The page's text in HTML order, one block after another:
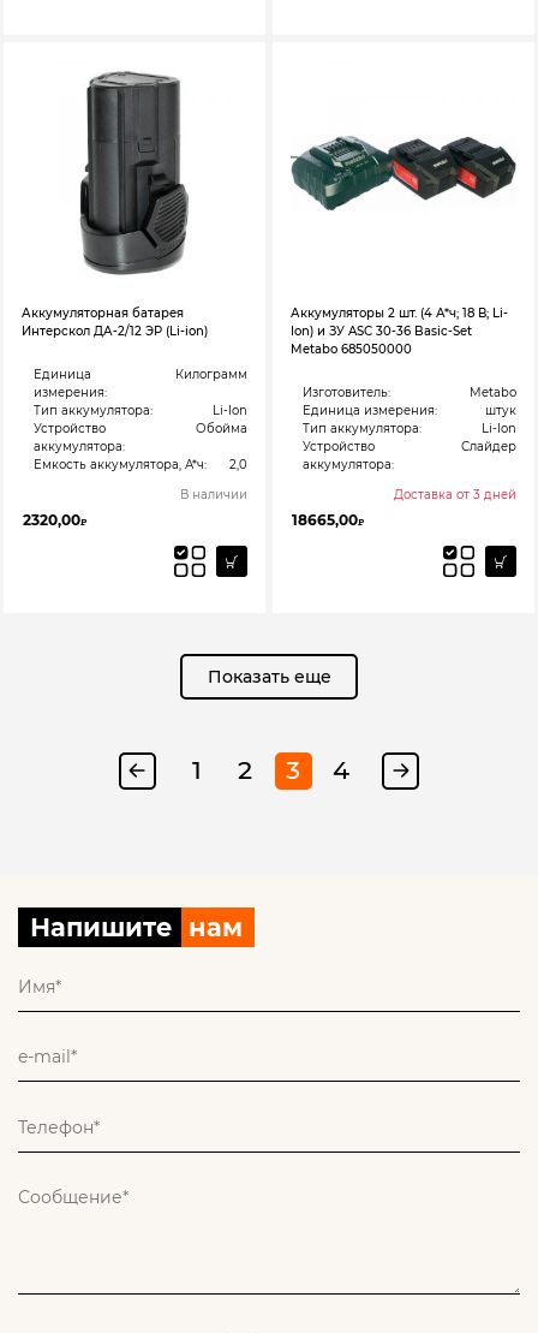
Аккумуляторная батарея
Интерскол ДА-2/12 ЭР (Li-ion)
Единица
измерения:
Килограмм
Тип аккумулятора:
Li-Ion
Устройство
аккумулятора:
Обойма
Емкость аккумулятора, А*ч:
2,0
В наличии
2320,00₽
Аккумуляторы 2 шт. (4 А*ч; 18 В; Li-
Ion) и ЗУ ASC 30-36 Basic-Set
Metabo 685050000
Изготовитель:
Metabo
Единица измерения:
штук
Тип аккумулятора:
Li-Ion
Устройство
аккумулятора:
Слайдер
Доставка от 3 дней
18665,00₽
Показать еще
1 2 3 4
Напишите нам